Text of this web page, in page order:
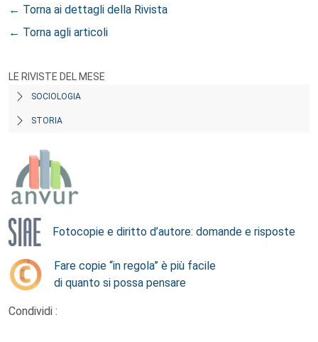
← Torna ai dettagli della Rivista
← Torna agli articoli
LE RIVISTE DEL MESE
SOCIOLOGIA
STORIA
Fotocopie e diritto d’autore: domande e risposte
Fare copie “in regola” è più facile
di quanto si possa pensare
Condividi :